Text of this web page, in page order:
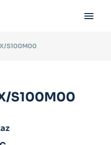

S100M00
S100M00